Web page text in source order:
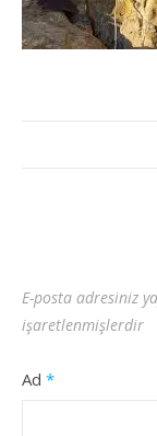
E-posta adresiniz
işaretlenmişlerdir
Ad *